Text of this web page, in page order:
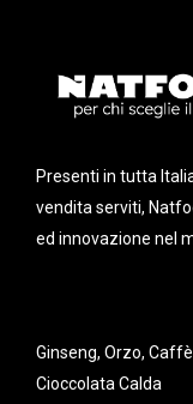
Presenti in tutta
vendita serviti,
ed innovazione nel
Ginseng, Orzo, Caffè
Cioccolata Calda